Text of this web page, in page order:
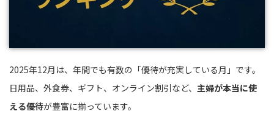
2025年12月は、年間でも有数の「優待が充実している月」です。
日用品、外食券、ギフト、オンライン割引など、 主婦が本当に使
える優待が豊富に揃っています。